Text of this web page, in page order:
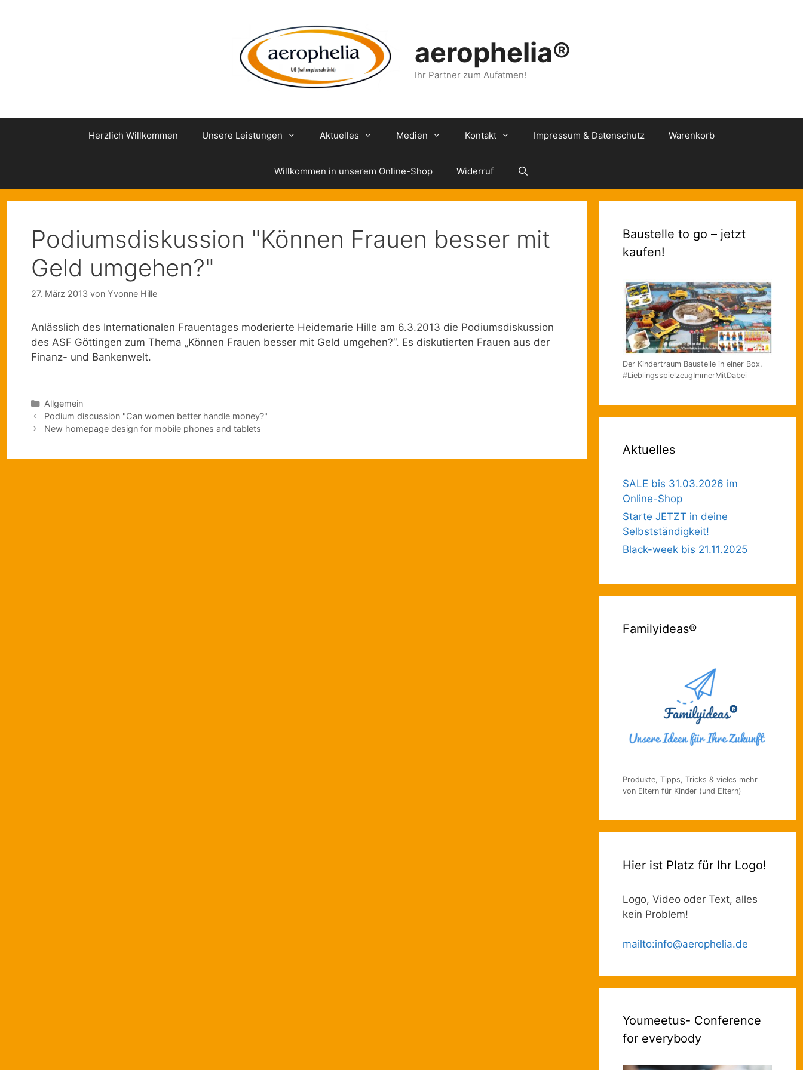
aerophelia®
Ihr Partner zum Aufatmen!
Herzlich Willkommen Unsere Leistungen Aktuelles Medien Kontakt Impressum & Datenschutz Warenkorb
Willkommen in unserem Online-Shop Widerruf
Podiumsdiskussion "Können Frauen besser mit
Geld umgehen?"
27. März 2013 von Yvonne Hille
Anlässlich des Internationalen Frauentages moderierte Heidemarie Hille am 6.3.2013 die Podiumsdiskussion
des ASF Göttingen zum Thema „Können Frauen besser mit Geld umgehen?“. Es diskutierten Frauen aus der
Finanz- und Bankenwelt.
Kategorien
Allgemein
Podium discussion "Can women better handle money?"
New homepage design for mobile phones and tablets
Baustelle to go – jetzt
kaufen!
Der Kindertraum Baustelle in einer Box.
#LieblingsspielzeugImmerMitDabei
Aktuelles
SALE bis 31.03.2026 im
Online-Shop
Starte JETZT in deine
Selbstständigkeit!
Black-week bis 21.11.2025
Familyideas®
Produkte, Tipps, Tricks & vieles mehr
von Eltern für Kinder (und Eltern)
Hier ist Platz für Ihr Logo!
Logo, Video oder Text, alles
kein Problem!
mailto:info@aerophelia.de
Youmeetus- Conference
for everybody